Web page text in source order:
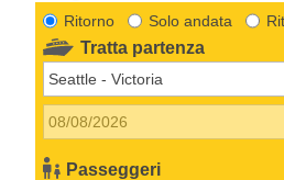
Ritorno Solo andata
Tratta partenza
Passeggeri